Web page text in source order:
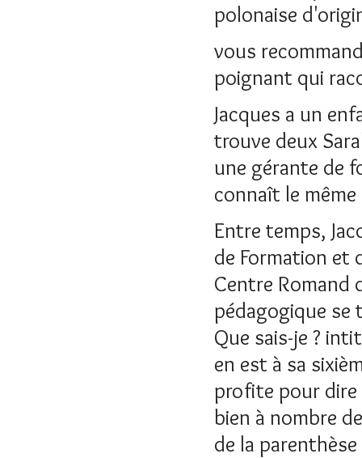
polonaise
vous
poignant qui
Jacques a un
trouve deux
une gérante de
connaît le
Entre temps,
de Formation et
Centre Romand
pédagogique
Que sais-je ?
en est à sa
profite pour dire
bien à nombre
de la